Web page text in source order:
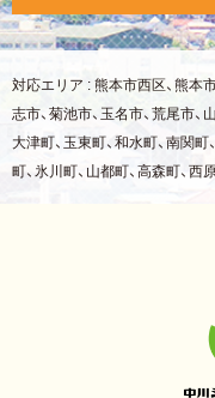
対応エリア : 熊本市西区、熊本
志市、菊池市、玉名市、荒尾市、
大津町、玉東町、和水町、南関町
町、氷川町、山都町、高森町、西